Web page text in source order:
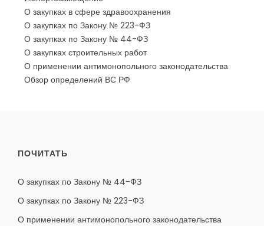
О закупках в сфере здравоохранения
О закупках по Закону № 223-ФЗ
О закупках по Закону № 44-ФЗ
О закупках строительных работ
О применении антимонопольного законодательства
Обзор определений ВС РФ
ПОЧИТАТЬ
О закупках по Закону № 44-ФЗ
О закупках по Закону № 223-ФЗ
О применении антимонопольного законодательства